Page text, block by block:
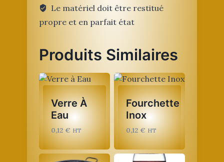
Le matériel doit être restitué
propre et en parfait état
Produits Similaires
Verre À
Eau
0,12 € HT
Fourchette
Inox
0,12 € HT